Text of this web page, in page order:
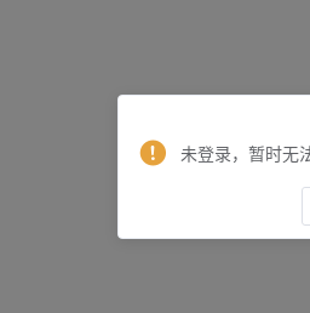
未登录，暂时无